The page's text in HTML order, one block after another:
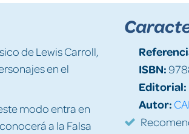
de Lewis Carroll,
en el
modo entra en
a la Falsa
ISBN:
Editorial:
Autor: